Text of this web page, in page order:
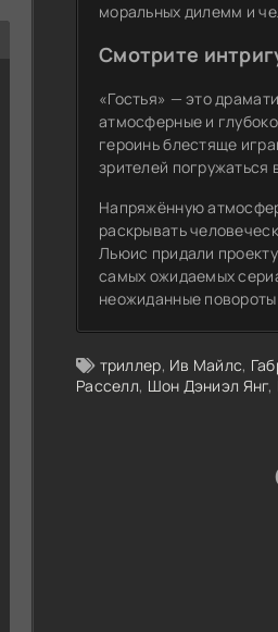
моральных дилемм и
Смотрите
«Гостья» — это
атмосферные и
героинь блестяще
зрителей
Напряжённую
раскрывать
Льюис придали
самых ожидаемых
неожиданные
триллер, Ив Майлс,
Расселл, Шон Дэниэл Янг,